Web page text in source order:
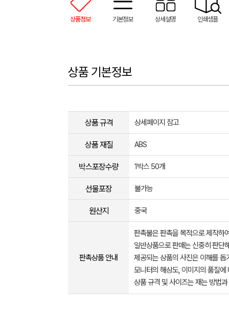
상품정보 기본정보 상세설명 인쇄샘플
상품 기본정보
상품 규격 상세페이지 참고
상품 재질 ABS
박스포장수량 1박스 50개
선물포장 불가능
원산지 중국
판촉상품 안내
판촉물은 판촉을 목적으로 제작하
일반상품으로 판매는 신중히 판단
제공되는 상품의 사진은 이해를
모니터의 해상도, 이미지의 품질
상품 규격 및 사이즈는 재는 방법